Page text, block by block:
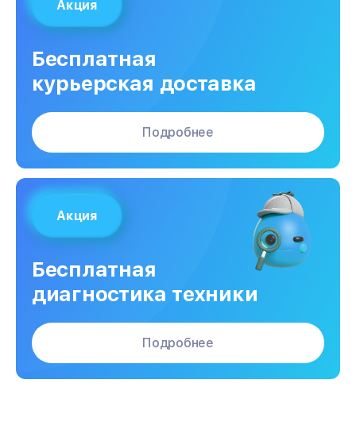
Акция
Бесплатная
курьерская доставка
Подробнее
Акция
Бесплатная
диагностика техники
Подробнее